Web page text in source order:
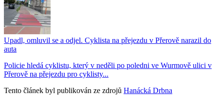
Upadl, omluvil se a odjel. Cyklista na přejezdu v Přerově narazil do
auta
Policie hledá cyklistu, který v neděli po poledni ve Wurmově ulici v
Přerově na přejezdu pro cyklisty...
Tento článek byl publikován ze zdrojů Hanácká Drbna